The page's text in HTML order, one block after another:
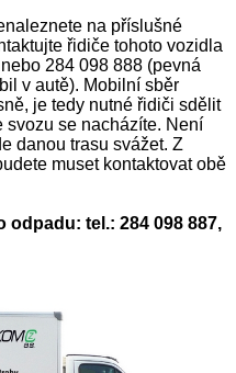
na příslušné
řidiče tohoto vozidla
284 098 888 (pevná
v autě). Mobilní sběr
je tedy nutné řidiči sdělit
svozu se nacházíte. Není
danou trasu svážet. Z
muset kontaktovat obě
odpadu: tel.: 284 098 887,